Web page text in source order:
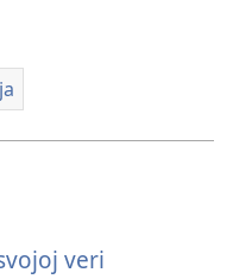
veri